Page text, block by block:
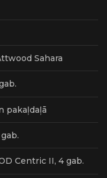
Sahara
pakaļdaļā
Centric II, 4 gab.